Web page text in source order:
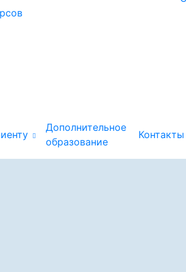
Дополнительное
образование
Контакты